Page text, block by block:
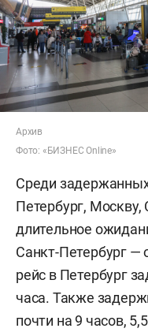
Архив
Фото: «БИЗНЕС Online»
Среди
Петербург,
длительное
Санкт-Петербург —
рейс в Петербург
часа. Также
почти на 9 часов,